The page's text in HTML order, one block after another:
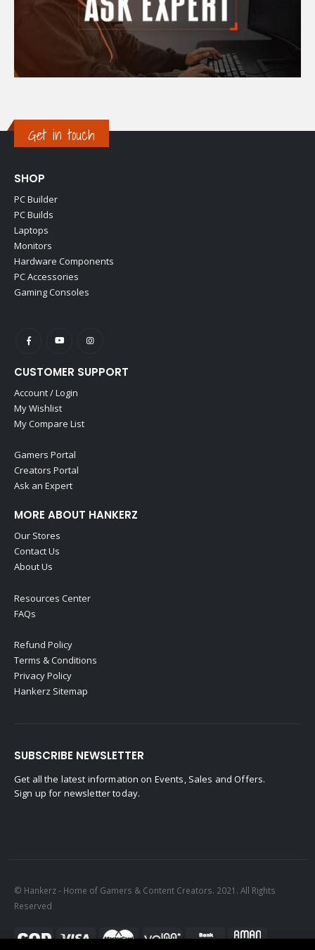
Get in touch
SHOP
PC Builder
PC Builds
Laptops
Monitors
Hardware Components
PC Accessories
Gaming Consoles
CUSTOMER SUPPORT
Account / Login
My Wishlist
My Compare List
Gamers Portal
Creators Portal
Ask an Expert
MORE ABOUT HANKERZ
Our Stores
Contact Us
About Us
Resources Center
FAQs
Refund Policy
Terms & Conditions
Privacy Policy
Hankerz Sitemap
SUBSCRIBE NEWSLETTER
Get all the latest information on Events, Sales and Offers.
Sign up for newsletter today.
© Hankerz - Home of Gamers & Content Creators. 2021. All Rights
Reserved